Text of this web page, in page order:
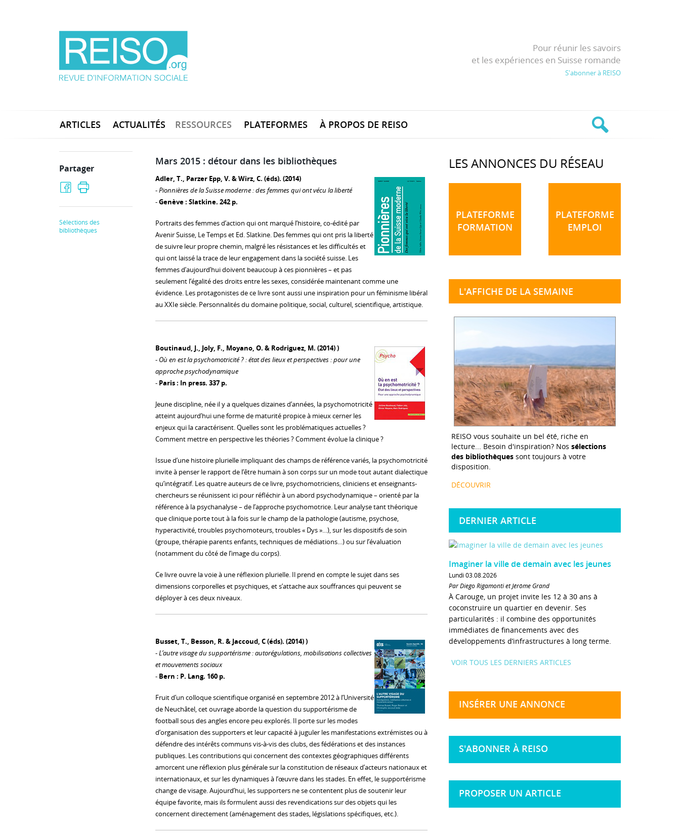
Pour réunir les savoirs
et les expériences en Suisse romande
S'abonner à REISO
ARTICLES ACTUALITÉS RESSOURCES PLATEFORMES À PROPOS DE REISO
Mars 2015 : détour dans les bibliothèques
Adler, T., Parzer Epp, V. & Wirz, C. (éds). (2014)
-Pionnières de la Suisse moderne : des femmes qui ont vécu la liberté
-Genève : Slatkine. 242 p.
Portraits des femmes d’action qui ont marqué l’histoire, co-édité par
Avenir Suisse, Le Temps et Ed. Slatkine. Des femmes qui ont pris la liberté
de suivre leur propre chemin, malgré les résistances et les difficultés et
qui ont laissé la trace de leur engagement dans la société suisse. Les
femmes d’aujourd’hui doivent beaucoup à ces pionnières – et pas
seulement l’égalité des droits entre les sexes, considérée maintenant comme une
évidence. Les protagonistes de ce livre sont aussi une inspiration pour un féminisme libéral
au XXIe siècle. Personnalités du domaine politique, social, culturel, scientifique, artistique.
Boutinaud, J., Joly, F., Moyano, O. & Rodriguez, M. (2014) )
- Où en est la psychomotricité ? : état des lieux et perspectives : pour une
approche psychodynamique
- Paris : In press. 337 p.
Jeune discipline, née il y a quelques dizaines d’années, la psychomotricité
atteint aujourd’hui une forme de maturité propice à mieux cerner les
enjeux qui la caractérisent. Quelles sont les problématiques actuelles ?
Comment mettre en perspective les théories ? Comment évolue la clinique ?
Issue d’une histoire plurielle impliquant des champs de référence variés, la psychomotricité
invite à penser le rapport de l’être humain à son corps sur un mode tout autant dialectique
qu’intégratif. Les quatre auteurs de ce livre, psychomotriciens, cliniciens et enseignants-
chercheurs se réunissent ici pour réfléchir à un abord psychodynamique – orienté par la
référence à la psychanalyse – de l’approche psychomotrice. Leur analyse tant théorique
que clinique porte tout à la fois sur le champ de la pathologie (autisme, psychose,
hyperactivité, troubles psychomoteurs, troubles « Dys »…), sur les dispositifs de soin
(groupe, thérapie parents enfants, techniques de médiations…) ou sur l’évaluation
(notamment du côté de l’image du corps).
Ce livre ouvre la voie à une réflexion plurielle. Il prend en compte le sujet dans ses
dimensions corporelles et psychiques, et s’attache aux souffrances qui peuvent se
déployer à ces deux niveaux.
Busset, T., Besson, R. & Jaccoud, C (éds). (2014) )
-L’autre visage du supportérisme : autorégulations, mobilisations collectives
et mouvements sociaux
- Bern : P. Lang. 160 p.
Fruit d’un colloque scientifique organisé en septembre 2012 à l’Université
de Neuchâtel, cet ouvrage aborde la question du supportérisme de
football sous des angles encore peu explorés. Il porte sur les modes
d’organisation des supporters et leur capacité à juguler les manifestations extrémistes ou à
défendre des intérêts communs vis-à-vis des clubs, des fédérations et des instances
publiques. Les contributions qui concernent des contextes géographiques différents
amorcent une réflexion plus générale sur la constitution de réseaux d’acteurs nationaux et
internationaux, et sur les dynamiques à l’œuvre dans les stades. En effet, le supportérisme
change de visage. Aujourd’hui, les supporters ne se contentent plus de soutenir leur
équipe favorite, mais ils formulent aussi des revendications sur des objets qui les
concernent directement (aménagement des stades, législations spécifiques, etc.).
Partager
Sélections des
bibliothèques
LES ANNONCES DU RÉSEAU
PLATEFORME
FORMATION
PLATEFORME
EMPLOI
L'AFFICHE DE LA SEMAINE
REISO vous souhaite un bel été, riche en
lecture... Besoin d'inspiration? Nos sélections
des bibliothèques sont toujours à votre
disposition.
DÉCOUVRIR
DERNIER ARTICLE
Imaginer la ville de demain avec les jeunes
Lundi 03.08.2026
Par Diego Rigamonti et Jérôme Grand
À Carouge, un projet invite les 12 à 30 ans à
coconstruire un quartier en devenir. Ses
particularités : il combine des opportunités
immédiates de financements avec des
développements d’infrastructures à long terme.
VOIR TOUS LES DERNIERS ARTICLES
INSÉRER UNE ANNONCE
S'ABONNER À REISO
PROPOSER UN ARTICLE